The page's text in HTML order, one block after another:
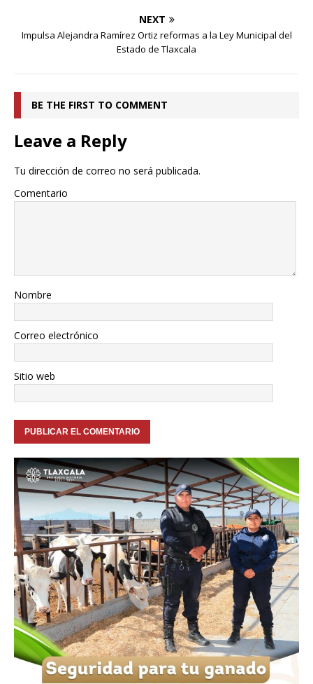
NEXT
Impulsa Alejandra Ramírez Ortiz reformas a la Ley Municipal del
Estado de Tlaxcala
BE THE FIRST TO COMMENT
Leave a Reply
Tu dirección de correo no será publicada.
Comentario
Nombre
Correo electrónico
Sitio web